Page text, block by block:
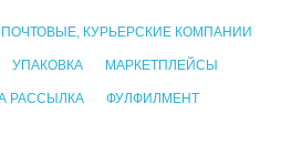
ПОЧТОВЫЕ, КУРЬЕРСКИЕ КОМПАНИИ
УПАКОВКА МАРКЕТПЛЕЙСЫ
РАССЫЛКА ФУЛФИЛМЕНТ